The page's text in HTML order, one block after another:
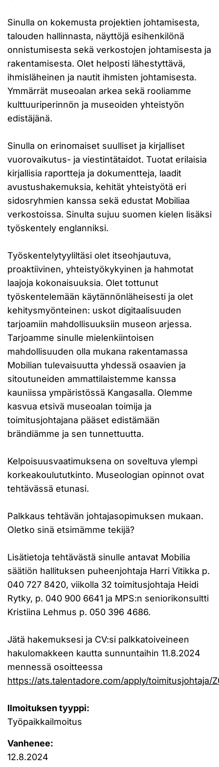
Sinulla on kokemusta projektien johtamisesta,
talouden hallinnasta, näyttöjä esihenkilönä
onnistumisesta sekä verkostojen johtamisesta ja
rakentamisesta. Olet helposti lähestyttävä,
ihmisläheinen ja nautit ihmisten johtamisesta.
Ymmärrät museoalan arkea sekä rooliamme
kulttuuriperinnön ja museoiden yhteistyön
edistäjänä.
Sinulla on erinomaiset suulliset ja kirjalliset
vuorovaikutus- ja viestintätaidot. Tuotat erilaisia
kirjallisia raportteja ja dokumentteja, laadit
avustushakemuksia, kehität yhteistyötä eri
sidosryhmien kanssa sekä edustat Mobiliaa
verkostoissa. Sinulta sujuu suomen kielen lisäksi
työskentely englanniksi.
Työskentelytyyliltäsi olet itseohjautuva,
proaktiivinen, yhteistyökykyinen ja hahmotat
laajoja kokonaisuuksia. Olet tottunut
työskentelemään käytännönläheisesti ja olet
kehitysmyönteinen: uskot digitaalisuuden
tarjoamiin mahdollisuuksiin museon arjessa.
Tarjoamme sinulle mielenkiintoisen
mahdollisuuden olla mukana rakentamassa
Mobilian tulevaisuutta yhdessä osaavien ja
sitoutuneiden ammattilaistemme kanssa
kauniissa ympäristössä Kangasalla. Olemme
kasvua etsivä museoalan toimija ja
toimitusjohtajana pääset edistämään
brändiämme ja sen tunnettuutta.
Kelpoisuusvaatimuksena on soveltuva ylempi
korkeakoulututkinto. Museologian opinnot ovat
tehtävässä etunasi.
Palkkaus tehtävän johtajasopimuksen mukaan.
Oletko sinä etsimämme tekijä?
Lisätietoja tehtävästä sinulle antavat Mobilia
säätiön hallituksen puheenjohtaja Harri Vitikka p.
040 727 8420, viikolla 32 toimitusjohtaja Heidi
Rytky, p. 040 900 6641 ja MPS:n seniorikonsultti
Kristiina Lehmus p. 050 396 4686.
Jätä hakemuksesi ja CV:si palkkatoiveineen
hakulomakkeen kautta sunnuntaihin 11.8.2024
mennessä osoitteessa
https://ats.talentadore.com/apply/toimitusjohtaja/
Ilmoituksen tyyppi:
Työpaikkailmoitus
Vanhenee:
12.8.2024